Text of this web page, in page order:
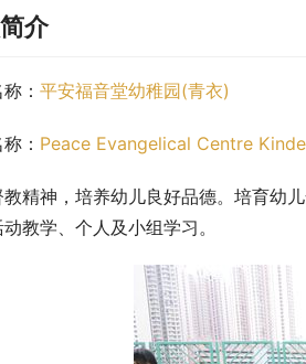
介
： 平安福音堂幼稚园(青衣)
： Peace Evangelical Centre
教精神，培养幼儿良好品德。培育幼
教学、个人及小组学习。